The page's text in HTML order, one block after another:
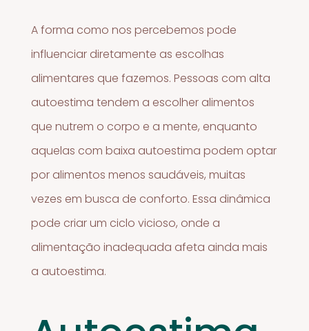
A forma como nos percebemos pode
influenciar diretamente as escolhas
alimentares que fazemos. Pessoas com alta
autoestima tendem a escolher alimentos
que nutrem o corpo e a mente, enquanto
aquelas com baixa autoestima podem optar
por alimentos menos saudáveis, muitas
vezes em busca de conforto. Essa dinâmica
pode criar um ciclo vicioso, onde a
alimentação inadequada afeta ainda mais
a autoestima.